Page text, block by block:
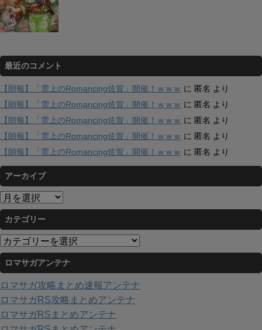
最近のコメント
【朗報】「雲上のRomancing佐賀」開催！ｗｗｗ に 匿名 より
【朗報】「雲上のRomancing佐賀」開催！ｗｗｗ に 匿名 より
【朗報】「雲上のRomancing佐賀」開催！ｗｗｗ に 匿名 より
【朗報】「雲上のRomancing佐賀」開催！ｗｗｗ に 匿名 より
【朗報】「雲上のRomancing佐賀」開催！ｗｗｗ に 匿名 より
アーカイブ
ア
ー
カ
イ
ブ
カテゴリー
カ
テ
ゴ
リ
ー
ロマサガアンテナ
ロマサガ攻略まとめ速報アンテナ
ロマサガRS攻略まとめアンテナ
ロマサガRSまとめアンテナ